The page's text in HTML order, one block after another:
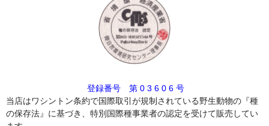
登録番号 第 0 3 6 0 6 号
当店はワシントン条約で国際取引が規制されている野生動物の『種
の保存法』に基づき、特別国際種事業者の認定を受けて販売してい